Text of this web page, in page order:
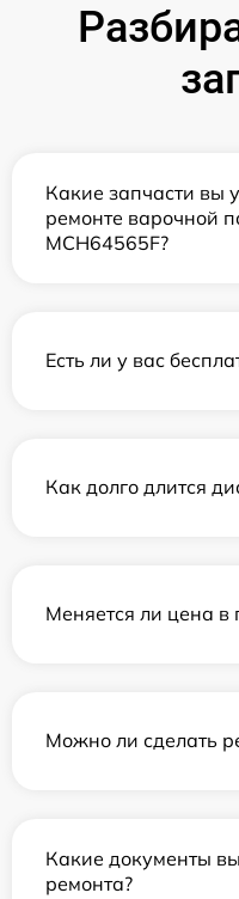
Какие запчасти вы
ремонте варочной
MCH64565F?
Есть ли у вас
Как долго длится
Меняется ли цена в
Можно ли сделать
Какие документы
ремонта?